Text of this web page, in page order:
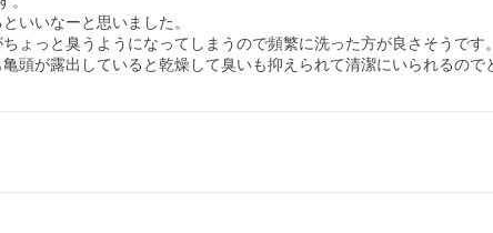
いいなーと思いました。
ょっと臭うようになってしまうので頻繁に洗った方が良さそうです。